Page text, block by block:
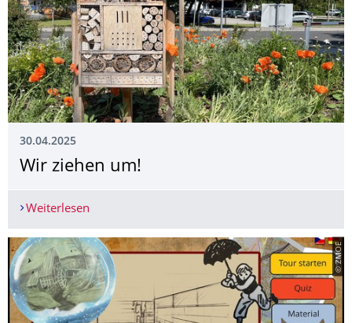
30.04.2025
Wir ziehen um!
Weiterlesen
© ZMOE